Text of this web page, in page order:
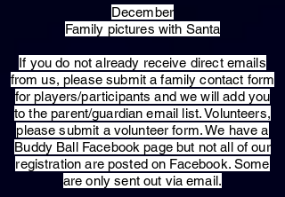
December
Family pictures with Santa
​If you do not already receive direct emails
from us, please submit a family contact form
for players/participants and we will add you
to the parent/guardian email list. Volunteers,
please submit a volunteer form. We have a
Buddy Ball Facebook page but not all of our
registration are posted on Facebook. Some
are only sent out via email.